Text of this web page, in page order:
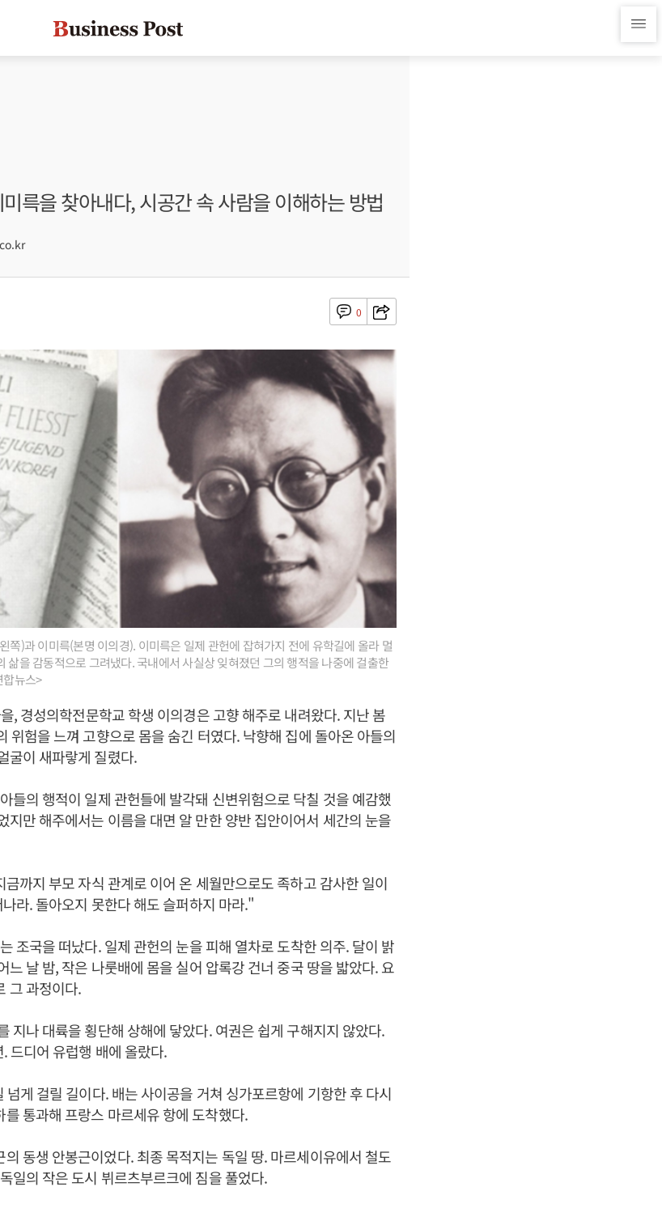
륵을 찾아내다, 시공간 속 사람을 이해하는 방법
0
)과 이미륵(본명 이의경). 이미륵은 일제 관헌에 잡혀가지 전에 유학길에 올라 멀
삶을 감동적으로 그려냈다. 국내에서 사실상 잊혀졌던 그의 행적을 나중에 걸출한
뉴스>
, 경성의학전문학교 학생 이의경은 고향 해주로 내려왔다. 지난 봄
위험을 느껴 고향으로 몸을 숨긴 터였다. 낙향해 집에 돌아온 아들의
굴이 새파랗게 질렸다.
들의 행적이 일제 관헌들에 발각돼 신변위험으로 닥칠 것을 예감했
지만 해주에서는 이름을 대면 알 만한 양반 집안이어서 세간의 눈을
까지 부모 자식 관계로 이어 온 세월만으로도 족하고 감사한 일이
라. 돌아오지 못한다 해도 슬퍼하지 마라."
조국을 떠났다. 일제 관헌의 눈을 피해 열차로 도착한 의주. 달이 밝
느 날 밤, 작은 나룻배에 몸을 실어 압록강 건너 중국 땅을 밟았다. 요
그 과정이다.
지나 대륙을 횡단해 상해에 닿았다. 여권은 쉽게 구해지지 않았다.
드디어 유럽행 배에 올랐다.
게 걸릴 길이다. 배는 사이공을 거쳐 싱가포르항에 기항한 후 다시
통과해 프랑스 마르세유 항에 도착했다.
동생 안봉근이었다. 최종 목적지는 독일 땅. 마르세이유에서 철도
일의 작은 도시 뷔르츠부르크에 짐을 풀었다.